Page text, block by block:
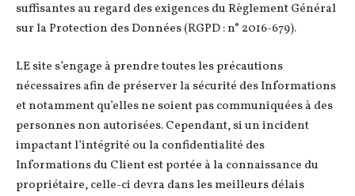
suffisantes au regard des exigences du Règlement Général
sur la Protection des Données (RGPD : n° 2016-679).
LE site s’engage à prendre toutes les précautions
nécessaires afin de préserver la sécurité des Informations
et notamment qu’elles ne soient pas communiquées à des
personnes non autorisées. Cependant, si un incident
impactant l’intégrité ou la confidentialité des
Informations du Client est portée à la connaissance du
propriétaire, celle-ci devra dans les meilleurs délais